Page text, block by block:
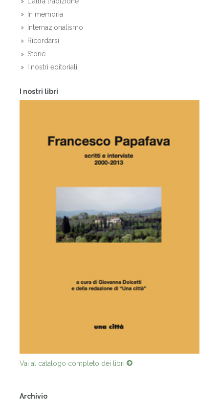
In memoria
Internazionalismo
Ricordarsi
Storie
I nostri editoriali
I nostri libri
Vai al catalogo completo dei libri
Archivio